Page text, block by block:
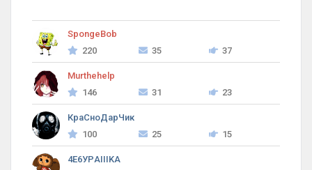
SpongeBob
220
35 37
Murthehelp
146
31 23
КраСноДарЧик
100
25 15
4Е6УРAIIIKA